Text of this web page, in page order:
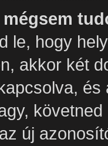
le, hogy
akkor két
új